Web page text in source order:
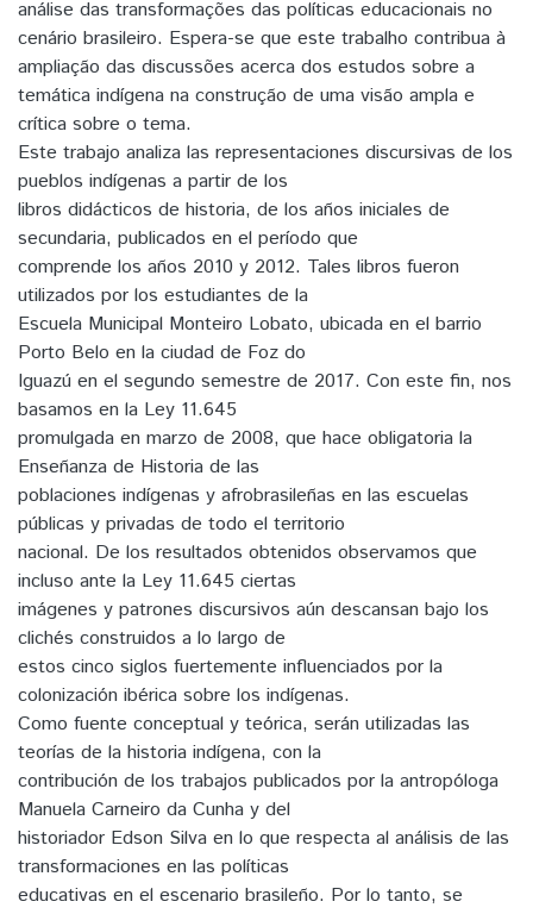
análise das transformações das políticas educacionais no
cenário brasileiro. Espera-se que este trabalho contribua à
ampliação das discussões acerca dos estudos sobre a
temática indígena na construção de uma visão ampla e
crítica sobre o tema.
Este trabajo analiza las representaciones discursivas de los
pueblos indígenas a partir de los
libros didácticos de historia, de los años iniciales de
secundaria, publicados en el período que
comprende los años 2010 y 2012. Tales libros fueron
utilizados por los estudiantes de la
Escuela Municipal Monteiro Lobato, ubicada en el barrio
Porto Belo en la ciudad de Foz do
Iguazú en el segundo semestre de 2017. Con este fin, nos
basamos en la Ley 11.645
promulgada en marzo de 2008, que hace obligatoria la
Enseñanza de Historia de las
poblaciones indígenas y afrobrasileñas en las escuelas
públicas y privadas de todo el territorio
nacional. De los resultados obtenidos observamos que
incluso ante la Ley 11.645 ciertas
imágenes y patrones discursivos aún descansan bajo los
clichés construidos a lo largo de
estos cinco siglos fuertemente influenciados por la
colonización ibérica sobre los indígenas.
Como fuente conceptual y teórica, serán utilizadas las
teorías de la historia indígena, con la
contribución de los trabajos publicados por la antropóloga
Manuela Carneiro da Cunha y del
historiador Edson Silva en lo que respecta al análisis de las
transformaciones en las políticas
educativas en el escenario brasileño. Por lo tanto, se